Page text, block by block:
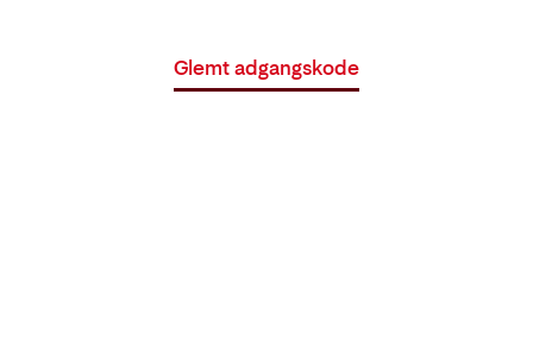
Glemt adgangskode